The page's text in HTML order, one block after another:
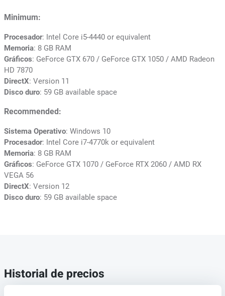
Minimum:
Procesador: Intel Core i5-4440 or equivalent
Memoria: 8 GB RAM
Gráficos: GeForce GTX 670 / GeForce GTX 1050 / AMD Radeon
HD 7870
DirectX: Version 11
Disco duro: 59 GB available space
Recommended:
Sistema Operativo: Windows 10
Procesador: Intel Core i7-4770k or equivalent
Memoria: 8 GB RAM
Gráficos: GeForce GTX 1070 / GeForce RTX 2060 / AMD RX
VEGA 56
DirectX: Version 12
Disco duro: 59 GB available space
Historial de precios